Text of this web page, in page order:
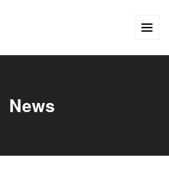
News